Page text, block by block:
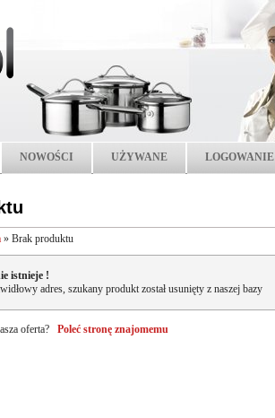
NOWOŚCI UŻYWANE LOGOWANIE
» Brak produktu
istnieje !
adres, szukany produkt został usunięty z naszej bazy
oferta? Poleć stronę znajomemu